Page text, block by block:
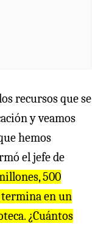
recursos que se
y veamos
hemos
el jefe de
500
en un
¿Cuántos